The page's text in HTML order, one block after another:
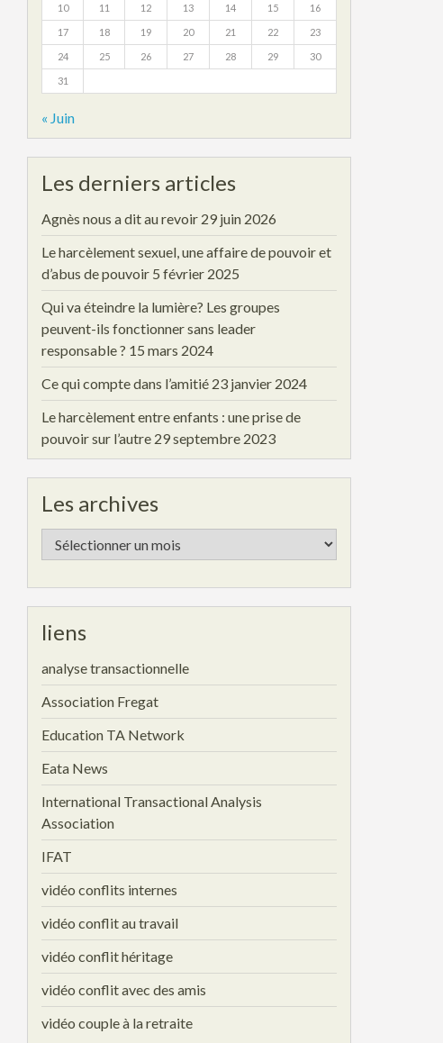
10 11 12 13 14 15 16
17 18 19 20 21 22 23
24 25 26 27 28 29 30
31
« Juin
Les derniers articles
Agnès nous a dit au revoir 29 juin 2026
Le harcèlement sexuel, une affaire de pouvoir et
d’abus de pouvoir 5 février 2025
Qui va éteindre la lumière? Les groupes
peuvent-ils fonctionner sans leader
responsable ? 15 mars 2024
Ce qui compte dans l’amitié 23 janvier 2024
Le harcèlement entre enfants : une prise de
pouvoir sur l’autre 29 septembre 2023
Les archives
Les
archives
liens
analyse transactionnelle
Association Fregat
Education TA Network
Eata News
International Transactional Analysis
Association
IFAT
vidéo conflits internes
vidéo conflit au travail
vidéo conflit héritage
vidéo conflit avec des amis
vidéo couple à la retraite